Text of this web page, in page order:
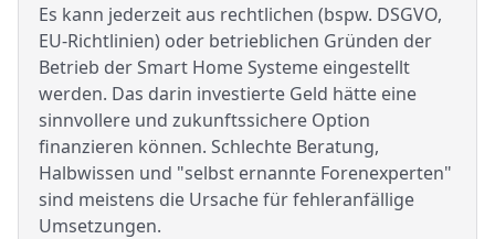
Es kann jederzeit aus rechtlichen (bspw. DSGVO,
EU-Richtlinien) oder betrieblichen Gründen der
Betrieb der Smart Home Systeme eingestellt
werden. Das darin investierte Geld hätte eine
sinnvollere und zukunftssichere Option
finanzieren können. Schlechte Beratung,
Halbwissen und "selbst ernannte Forenexperten"
sind meistens die Ursache für fehleranfällige
Umsetzungen.